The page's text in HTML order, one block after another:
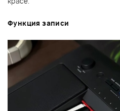
Функция записи